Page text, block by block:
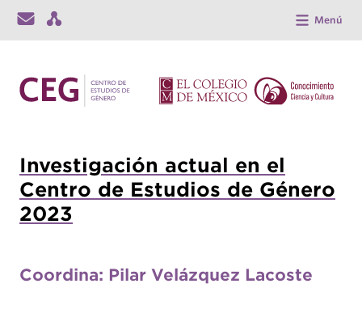
Menú
Investigación actual en el
Centro de Estudios de Género
2023
Coordina: Pilar Velázquez Lacoste